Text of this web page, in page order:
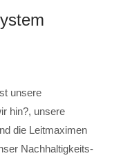
unsere
hin?, unsere
die Leitmaximen
Nachhaltigkeits-